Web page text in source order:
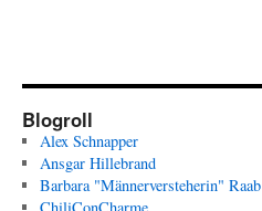
Blogroll
Alex Schnapper
Ansgar Hillebrand
Barbara "Männerversteherin" Raab